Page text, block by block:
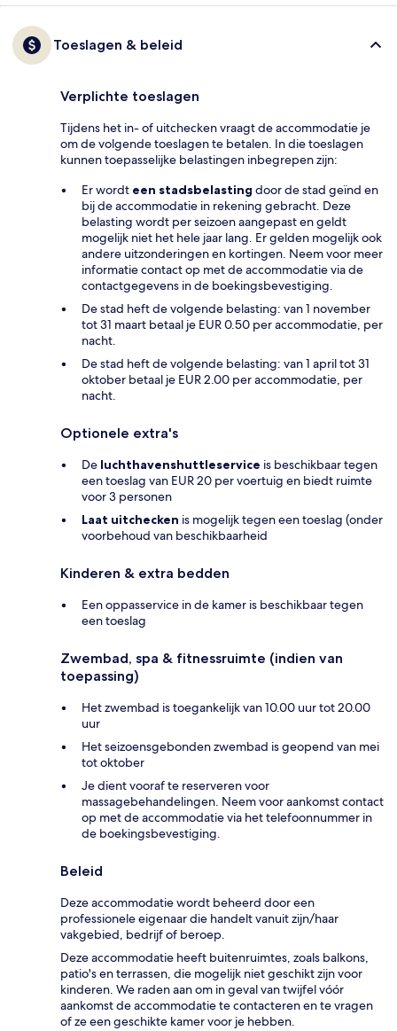
Toeslagen & beleid
Verplichte toeslagen
Tijdens het in- of uitchecken vraagt de accommodatie je
om de volgende toeslagen te betalen. In die toeslagen
kunnen toepasselijke belastingen inbegrepen zijn:
Er wordt een stadsbelasting door de stad geïnd en
bij de accommodatie in rekening gebracht. Deze
belasting wordt per seizoen aangepast en geldt
mogelijk niet het hele jaar lang. Er gelden mogelijk ook
andere uitzonderingen en kortingen. Neem voor meer
informatie contact op met de accommodatie via de
contactgegevens in de boekingsbevestiging.
De stad heft de volgende belasting: van 1 november
tot 31 maart betaal je EUR 0.50 per accommodatie, per
nacht.
De stad heft de volgende belasting: van 1 april tot 31
oktober betaal je EUR 2.00 per accommodatie, per
nacht.
Optionele extra's
De luchthavenshuttleservice is beschikbaar tegen
een toeslag van EUR 20 per voertuig en biedt ruimte
voor 3 personen
Laat uitchecken is mogelijk tegen een toeslag (onder
voorbehoud van beschikbaarheid
Kinderen & extra bedden
Een oppasservice in de kamer is beschikbaar tegen
een toeslag
Zwembad, spa & fitnessruimte (indien van
toepassing)
Het zwembad is toegankelijk van 10.00 uur tot 20.00
uur
Het seizoensgebonden zwembad is geopend van mei
tot oktober
Je dient vooraf te reserveren voor
massagebehandelingen. Neem voor aankomst contact
op met de accommodatie via het telefoonnummer in
de boekingsbevestiging.
Beleid
Deze accommodatie wordt beheerd door een
professionele eigenaar die handelt vanuit zijn/haar
vakgebied, bedrijf of beroep.
Deze accommodatie heeft buitenruimtes, zoals balkons,
patio's en terrassen, die mogelijk niet geschikt zijn voor
kinderen. We raden aan om in geval van twijfel vóór
aankomst de accommodatie te contacteren en te vragen
of ze een geschikte kamer voor je hebben.